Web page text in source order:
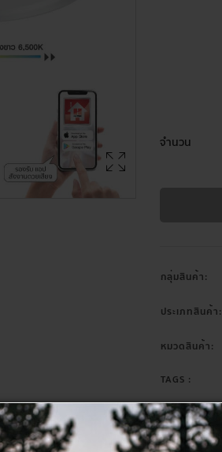
จำนวน
กลุ่มสินค้า:
ประเภทสินค้า:
หมวดสินค้า:
TAGS :
แชร์ :